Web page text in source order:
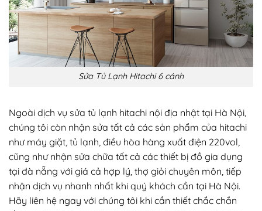
Sửa Tủ Lạnh Hitachi 6 cánh
Ngoài dịch vụ sửa tủ lạnh hitachi nội địa nhật tại Hà Nội,
chúng tôi còn nhận sửa tất cả các sản phẩm của hitachi
như máy giặt, tủ lạnh, điều hòa hàng xuất điện 220vol,
cũng như nhận sửa chữa tất cả các thiết bị đồ gia dụng
tại đà nẵng với giá cả hợp lý, thợ giỏi chuyên môn, tiếp
nhận dịch vụ nhanh nhất khi quý khách cần tại Hà Nội.
Hãy liên hệ ngay với chúng tôi khi cần thiết chắc chắn